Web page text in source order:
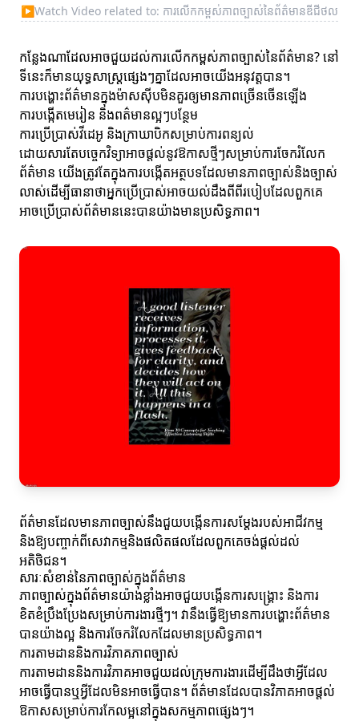
▶Watch Video related to: ការលើកកម្ពស់ភាពច្បាស់នៃព័ត៌មានឌីជីថល
កន្លែងណាដែលអាចជួយដល់ការលើកកម្ពស់ភាពច្បាស់នៃព័ត៌មាន? នៅ
ទីនេះក៏មានយុទ្ធសាស្ត្រផ្សេងៗគ្នាដែលអាចយើងអនុវត្តបាន។
ការបង្ហោះព័ត៌មានក្នុងម៉ាសសុីបមិនគួរឲ្យមានភាពច្រើនចើនឡើង
ការបង្កើតមេរៀន និងពត៌មានល្អៗបន្ថែម
ការប្រើប្រាស់វីដេអូ និងក្រាឃាបិកសម្រាប់ការពន្យល់
ដោយសារតែបច្ចេកវិទ្យាអាចផ្តល់នូវឱកាសថ្មីៗសម្រាប់ការចែករំលែក
ព័ត៌មាន យើងត្រូវតែក្នុងការបង្កើតអត្ថបទដែលមានភាពច្បាស់និងច្បាស់
លាស់ដើម្បីធានាថាអ្នកប្រើប្រាស់អាចយល់ដឹងពីពីរបៀបដែលពួកគេ
អាចប្រើប្រាស់ព័ត៌មាននេះបានយ៉ាងមានប្រសិទ្ធភាព។
ព័ត៌មានដែលមានភាពច្បាស់នឹងជួយបង្កើនការសម្តែងរបស់អាជីវកម្ម
និងឱ្យបញ្ចាក់ពីសេវាកម្មនិងផលិតផលដែលពួកគេចង់ផ្ដល់ដល់
អតិថិជន។
សារៈសំខាន់នៃភាពច្បាស់ក្នុងព័ត៌មាន
ភាពច្បាស់ក្នុងព័ត៌មានយ៉ាងខ្លាំងអាចជួយបង្កើនការសង្គ្រោះ និងការ
ខិតខំប្រឹងប្រែងសម្រាប់ការងារថ្មីៗ។ វានឹងធ្វើឱ្យមានការបង្ហោះព័ត៌មាន
បានយ៉ាងល្អ និងការចែករំលែកដែលមានប្រសិទ្ធភាព។
ការតាមដាននិងការវិភាគភាពច្បាស់
ការតាមដាននិងការវិភាគអាចជួយដល់ក្រុមការងារដើម្បីដឹងថាអ្វីដែល
អាចធ្វើបានឬអ្វីដែលមិនអាចធ្វើបាន។ ព័ត៌មានដែលបានវិភាគអាចផ្តល់
ឱកាសសម្រាប់ការកែលម្អនៅក្នុងសកម្មភាពផ្សេងៗ។